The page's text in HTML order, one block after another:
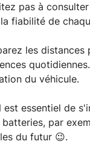
pas à
fiabilité de
les distances
du véhicule.
essentiel de
par
du futur 😉.